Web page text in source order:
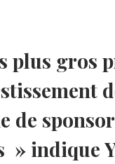
plus gros
de
» indique